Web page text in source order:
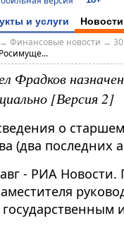
и услуги Новости
→ Финансовые новости →
Фрадков
[Версия 2]
о
(два последних
- РИА Новости.